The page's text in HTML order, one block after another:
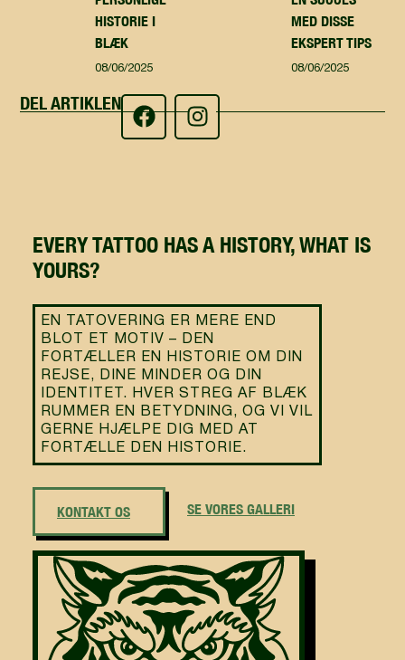
HISTORIE I
BLÆK
08/06/2025
MED DISSE
EKSPERT TIPS
08/06/2025
DEL ARTIKLEN
EVERY TATTOO HAS A HISTORY, WHAT IS
YOURS?
EN TATOVERING ER MERE END
BLOT ET MOTIV – DEN
FORTÆLLER EN HISTORIE OM DIN
REJSE, DINE MINDER OG DIN
IDENTITET. HVER STREG AF BLÆK
RUMMER EN BETYDNING, OG VI VIL
GERNE HJÆLPE DIG MED AT
FORTÆLLE DEN HISTORIE.
KONTAKT OS SE VORES GALLERI